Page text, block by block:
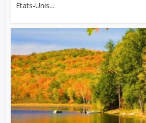
Etats-Unis...